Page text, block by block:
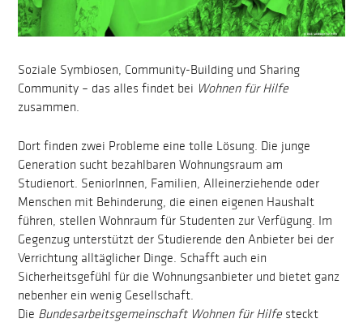
Soziale Symbiosen, Community-Building und Sharing
Community – das alles findet bei Wohnen für Hilfe
zusammen.
Dort finden zwei Probleme eine tolle Lösung. Die junge
Generation sucht bezahlbaren Wohnungsraum am
Studienort. SeniorInnen, Familien, Alleinerziehende oder
Menschen mit Behinderung, die einen eigenen Haushalt
führen, stellen Wohnraum für Studenten zur Verfügung. Im
Gegenzug unterstützt der Studierende den Anbieter bei der
Verrichtung alltäglicher Dinge. Schafft auch ein
Sicherheitsgefühl für die Wohnungsanbieter und bietet ganz
nebenher ein wenig Gesellschaft.
Die Bundesarbeitsgemeinschaft Wohnen für Hilfe steckt